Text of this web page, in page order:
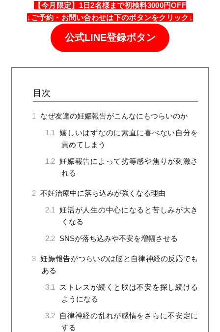
【今月限定】1日2名様まで初検料3000円OFF
↓ご予約・ お問い合わせは下のボタンをクリック↓
公式LINE登録ボタン
目次
1
なぜ友達の妊娠報告がこんなにもつらいのか
1.1
嬉しいはずなのに素直に喜べない自分を
責めてしまう
1.2 妊娠報告によって劣等感や焦りが刺激さ
れる
2 不妊治療中に落ち込みが強くなる理由
2.1
妊活が人生の中心になると苦しみが大き
くなる
2.2
SNSが落ち込みや不安を増幅させる
3 妊娠報告がつらいのは脳と自律神経の反応でも
ある
3.1
ストレスが続くと脳は不安を探し続ける
ようになる
3.2
自律神経の乱れが感情をさらに不安定に
する